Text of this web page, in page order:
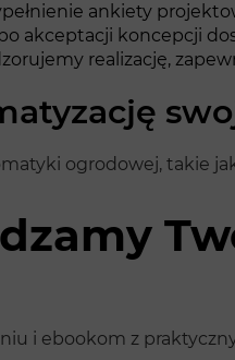
ankiety
akceptacji koncepcji
realizację,
ogrodowej, takie
i ebookom z